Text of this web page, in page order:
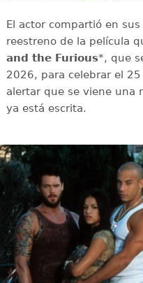
El actor compartió en
reestreno de la película
and the Furious*, que
2026, para celebrar el
alertar que se viene una
ya está escrita.